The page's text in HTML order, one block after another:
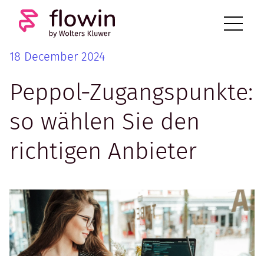
18 December 2024
Peppol‑Zugangspunkte:
so wählen Sie den
richtigen Anbieter